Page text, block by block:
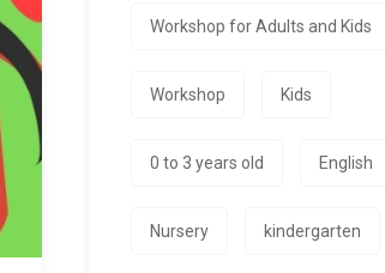
Workshop for Adults and Kids
Workshop Kids
0 to 3 years old English
Nursery kindergarten